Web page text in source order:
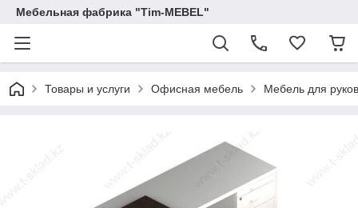
Мебельная фабрика "Tim-MEBEL"
Товары и услуги Офисная мебель Мебель для